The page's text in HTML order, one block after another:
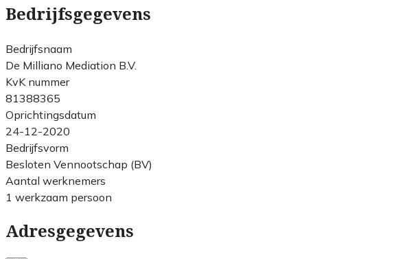
Bedrijfsgegevens
Bedrijfsnaam
De Milliano Mediation B.V.
KvK nummer
81388365
Oprichtingsdatum
24-12-2020
Bedrijfsvorm
Besloten Vennootschap (BV)
Aantal werknemers
1 werkzaam persoon
Adresgegevens